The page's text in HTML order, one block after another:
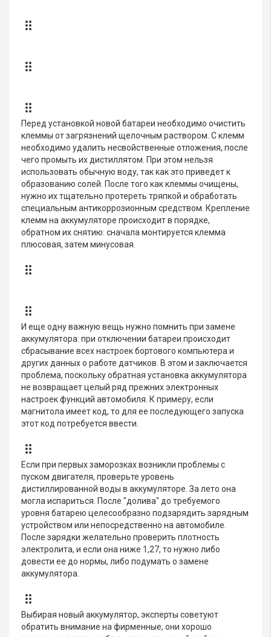
Перед установкой новой батареи необходимо очистить
клеммы от загрязнений щелочным раствором. С клемм
необходимо удалить несвойственные отложения, после
чего промыть их дистиллятом. При этом нельзя
использовать обычную воду, так как это приведет к
образованию солей. После того как клеммы очищены,
нужно их тщательно протереть тряпкой и обработать
специальным антикоррозионным средством. Крепление
клемм на аккумуляторе происходит в порядке,
обратном их снятию: сначала монтируется клемма
плюсовая, затем минусовая.
И еще одну важную вещь нужно помнить при замене
аккумулятора: при отключении батареи происходит
сбрасывание всех настроек бортового компьютера и
других данных о работе датчиков. В этом и заключается
проблема, поскольку обратная установка аккумулятора
не возвращает целый ряд прежних электронных
настроек функций автомобиля. К примеру, если
магнитола имеет код, то для ее последующего запуска
этот код потребуется ввести.
Если при первых заморозках возникли проблемы с
пуском двигателя, проверьте уровень
дистиллированной воды в аккумуляторе. За лето она
могла испариться. После "долива" до требуемого
уровня батарею целесообразно подзарядить зарядным
устройством или непосредственно на автомобиле.
После зарядки желательно проверить плотность
электролита, и если она ниже 1,27, то нужно либо
довести ее до нормы, либо подумать о замене
аккумулятора.
Выбирая новый аккумулятор, эксперты советуют
обратить внимание на фирменные, они хорошо